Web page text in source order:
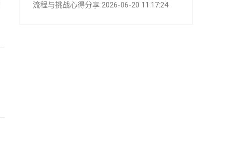
流程与挑战心得分享 2026-06-20 11:17:24